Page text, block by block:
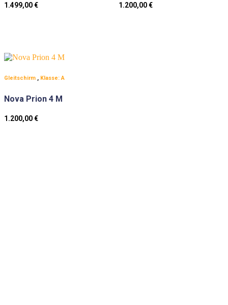
1.499,00€ 1.200,00€
Gleitschirm , Klasse: A
Nova Prion 4 M
1.200,00€